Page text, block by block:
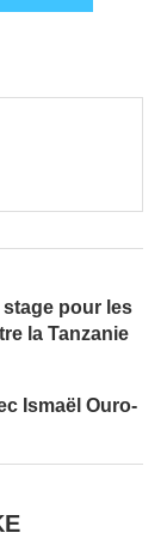
stage pour les
la Tanzanie
Ismaël Ouro-